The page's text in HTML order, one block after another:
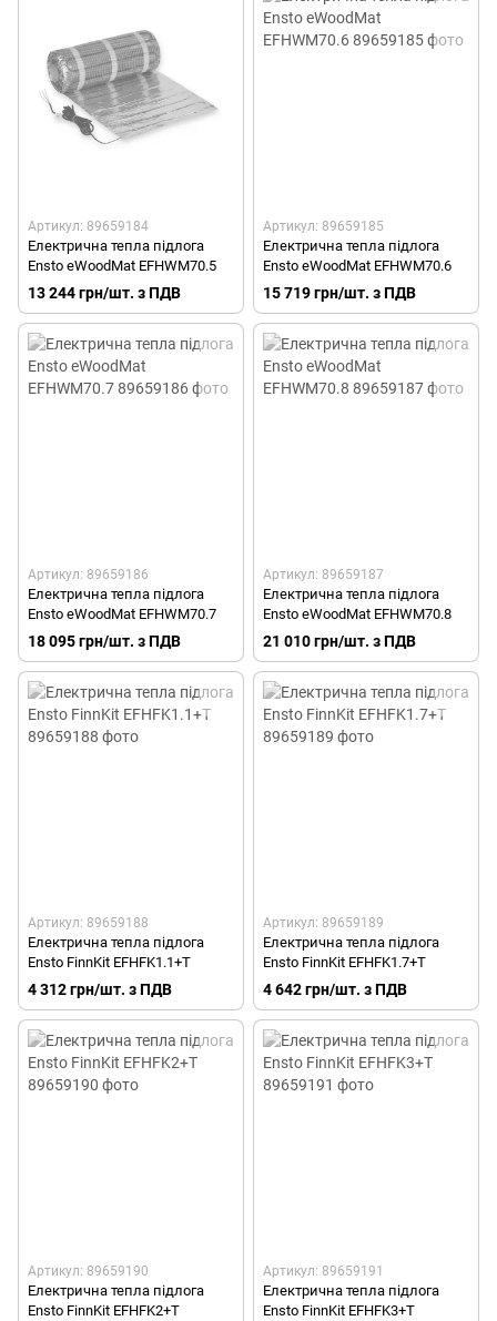
Артикул: 89659184
Електрична тепла підлога
Ensto eWoodMat EFHWM70.5
13 244 грн/шт. з ПДВ
Артикул: 89659185
Електрична тепла підлога
Ensto eWoodMat EFHWM70.6
15 719 грн/шт. з ПДВ
Артикул: 89659186
Електрична тепла підлога
Ensto eWoodMat EFHWM70.7
18 095 грн/шт. з ПДВ
Артикул: 89659187
Електрична тепла підлога
Ensto eWoodMat EFHWM70.8
21 010 грн/шт. з ПДВ
Артикул: 89659188
Електрична тепла підлога
Ensto FinnKit EFHFK1.1+T
4 312 грн/шт. з ПДВ
Артикул: 89659189
Електрична тепла підлога
Ensto FinnKit EFHFK1.7+T
4 642 грн/шт. з ПДВ
Артикул: 89659190
Електрична тепла підлога
Ensto FinnKit EFHFK2+T
Артикул: 89659191
Електрична тепла підлога
Ensto FinnKit EFHFK3+T